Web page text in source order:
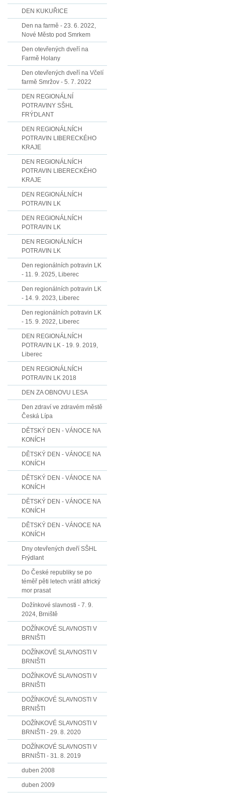
DEN KUKUŘICE
Den na farmě - 23. 6. 2022,
Nové Město pod Smrkem
Den otevřených dveří na
Farmě Holany
Den otevřených dveří na Včelí
farmě Smržov - 5. 7. 2022
DEN REGIONÁLNÍ
POTRAVINY SŠHL
FRÝDLANT
DEN REGIONÁLNÍCH
POTRAVIN LIBERECKÉHO
KRAJE
DEN REGIONÁLNÍCH
POTRAVIN LIBERECKÉHO
KRAJE
DEN REGIONÁLNÍCH
POTRAVIN LK
DEN REGIONÁLNÍCH
POTRAVIN LK
DEN REGIONÁLNÍCH
POTRAVIN LK
Den regionálních potravin LK
- 11. 9. 2025, Liberec
Den regionálních potravin LK
- 14. 9. 2023, Liberec
Den regionálních potravin LK
- 15. 9. 2022, Liberec
DEN REGIONÁLNÍCH
POTRAVIN LK - 19. 9. 2019,
Liberec
DEN REGIONÁLNÍCH
POTRAVIN LK 2018
DEN ZA OBNOVU LESA
Den zdraví ve zdravém městě
Česká Lípa
DĚTSKÝ DEN - VÁNOCE NA
KONÍCH
DĚTSKÝ DEN - VÁNOCE NA
KONÍCH
DĚTSKÝ DEN - VÁNOCE NA
KONÍCH
DĚTSKÝ DEN - VÁNOCE NA
KONÍCH
DĚTSKÝ DEN - VÁNOCE NA
KONÍCH
Dny otevřených dveří SŠHL
Frýdlant
Do České republiky se po
téměř pěti letech vrátil africký
mor prasat
Dožínkové slavnosti - 7. 9.
2024, Brniště
DOŽÍNKOVÉ SLAVNOSTI V
BRNIŠTI
DOŽÍNKOVÉ SLAVNOSTI V
BRNIŠTI
DOŽÍNKOVÉ SLAVNOSTI V
BRNIŠTI
DOŽÍNKOVÉ SLAVNOSTI V
BRNIŠTI
DOŽÍNKOVÉ SLAVNOSTI V
BRNIŠTI - 29. 8. 2020
DOŽÍNKOVÉ SLAVNOSTI V
BRNIŠTI - 31. 8. 2019
duben 2008
duben 2009